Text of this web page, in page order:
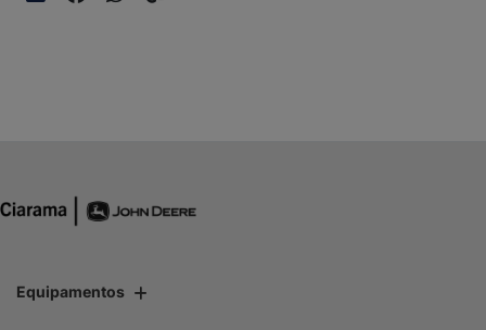
Equipamentos